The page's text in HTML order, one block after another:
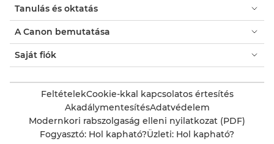
Tanulás és oktatás
A Canon bemutatása
Saját fiók
FeltételekCookie-kkal kapcsolatos értesítés
AkadálymentesítésAdatvédelem
Modernkori rabszolgaság elleni nyilatkozat (PDF)
Fogyasztó: Hol kapható?Üzleti: Hol kapható?